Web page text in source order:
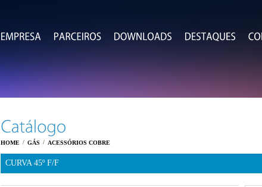
HOME / GÁS / ACESSÓRIOS COBRE
CURVA 45º F/F